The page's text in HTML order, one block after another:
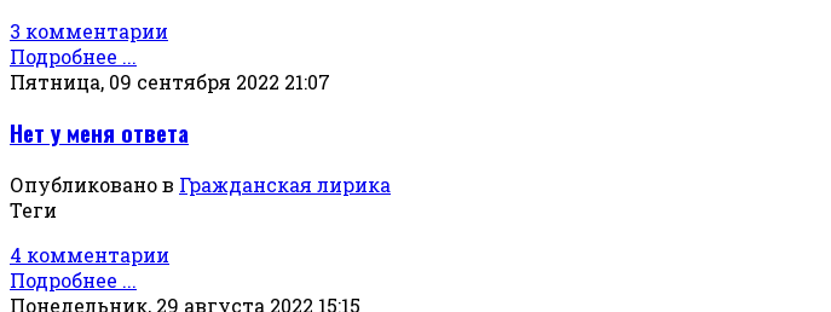
3 комментарии
Подробнее ...
Пятница, 09 сентября 2022 21:07
Нет у меня ответа
Опубликовано в Гражданская лирика
Теги
4 комментарии
Подробнее ...
Понедельник, 29 августа 2022 15:15